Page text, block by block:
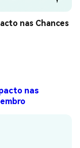
nas Chances
nas